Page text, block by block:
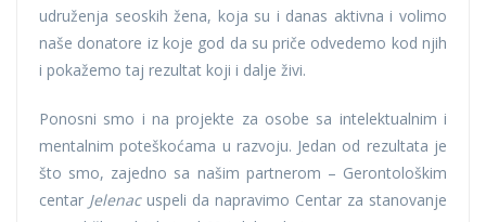
udruženja seoskih žena, koja su i danas aktivna i volimo
naše donatore iz koje god da su priče odvedemo kod njih
i pokažemo taj rezultat koji i dalje živi.
Ponosni smo i na projekte za osobe sa intelektualnim i
mentalnim poteškoćama u razvoju. Jedan od rezultata je
što smo, zajedno sa našim partnerom – Gerontološkim
centar Jelenacuspeli da napravimo Centar za stanovanje